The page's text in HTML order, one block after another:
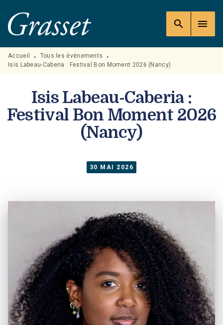
MENU RECHERCHE
PIED DE PAGE
search menu
Accueil • Tous les événements
•
Isis Labeau-Caberia : Festival Bon Moment 2026 (Nancy)
Isis Labeau-Caberia :
Festival Bon Moment 2026
(Nancy)
30 MAI 2026